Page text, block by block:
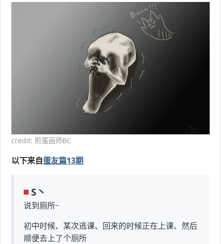
credit: 煎蛋画师BC
以下来自蛋友篇13期
S丶
说到厕所··
初中时候、某次逃课、回来的时候正在上课、然后
顺便去上了个厕所